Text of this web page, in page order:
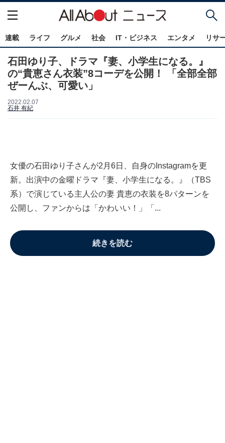
連載 ライフ グルメ 社会 IT・ビジネス エンタメ リサ
石田ゆり子、ドラマ『妻、小学生になる。』
の“貴恵さん衣装”8コーデを公開！ 「全部全部
ぜーんぶ、可愛い」
2022.02.07
石井 有紀
女優の石田ゆり子さんが2月6日、自身のInstagramを更
新。出演中の金曜ドラマ『妻、小学生になる。』（TBS
系）で演じている主人公の妻 貴恵の衣装を8パターンを
公開し、ファンからは「かわいい！」「...
続きを読む